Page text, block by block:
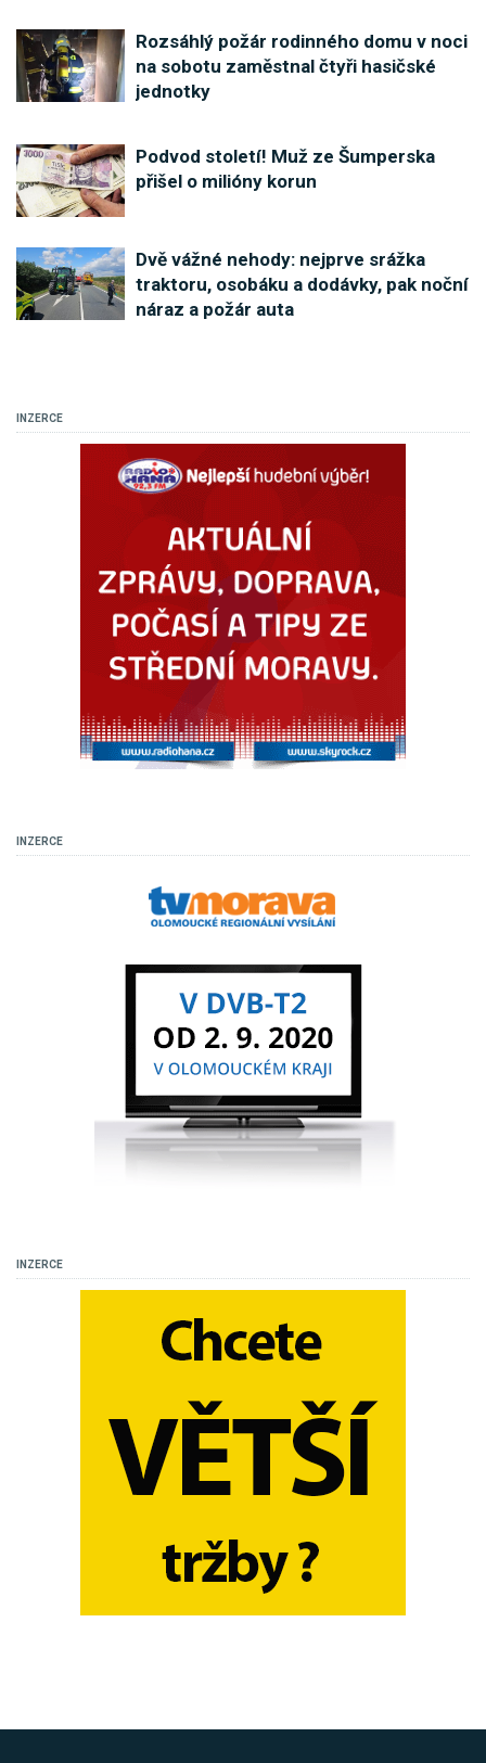
Rozsáhlý požár rodinného domu v noci
na sobotu zaměstnal čtyři hasičské
jednotky
Podvod století! Muž ze Šumperska
přišel o milióny korun
Dvě vážné nehody: nejprve srážka
traktoru, osobáku a dodávky, pak noční
náraz a požár auta
INZERCE
INZERCE
INZERCE